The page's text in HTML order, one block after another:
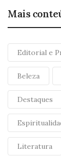
Mais
Editorial e
Beleza
Destaques
Literatura